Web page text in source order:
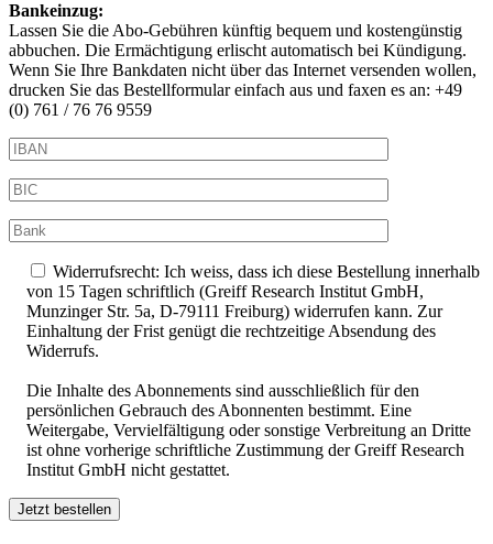
Bankeinzug:
Lassen Sie die Abo-Gebühren künftig bequem und kostengünstig
abbuchen. Die Ermächtigung erlischt automatisch bei Kündigung.
Wenn Sie Ihre Bankdaten nicht über das Internet versenden wollen,
drucken Sie das Bestellformular einfach aus und faxen es an: +49
(0) 761 / 76 76 9559
Widerrufsrecht: Ich weiss, dass ich diese Bestellung innerhalb
von 15 Tagen schriftlich (Greiff Research Institut GmbH,
Munzinger Str. 5a, D-79111 Freiburg) widerrufen kann. Zur
Einhaltung der Frist genügt die rechtzeitige Absendung des
Widerrufs.
Die Inhalte des Abonnements sind ausschließlich für den
persönlichen Gebrauch des Abonnenten bestimmt. Eine
Weitergabe, Vervielfältigung oder sonstige Verbreitung an Dritte
ist ohne vorherige schriftliche Zustimmung der Greiff Research
Institut GmbH nicht gestattet.